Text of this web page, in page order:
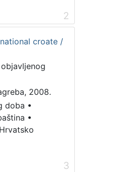
2
croate /
2008.
doba •
•
Hrvatsko
3